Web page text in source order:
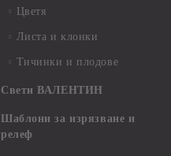
Цветя
Листа и клонки
Тичинки и плодове
Свети ВАЛЕНТИН
Шаблони за изрязване и
релеф